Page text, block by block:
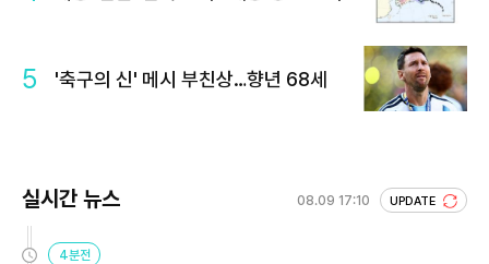
5 '축구의 신' 메시 부친상…향년 68세
실시간 뉴스 08.09 17:10 UPDATE
4분전